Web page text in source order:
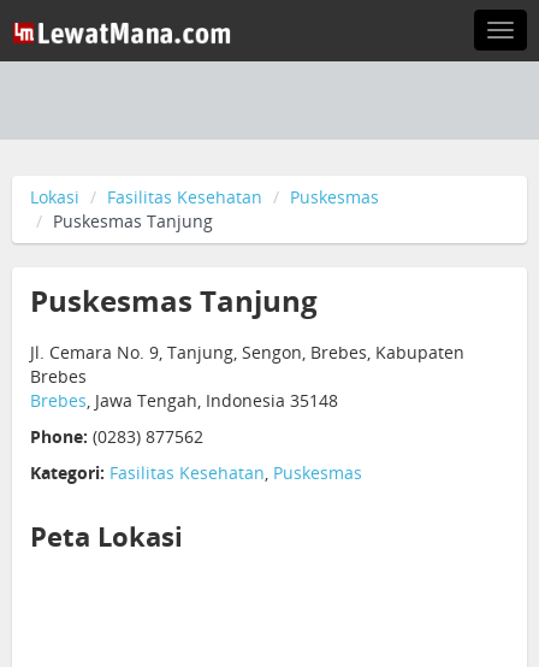
Lokasi Fasilitas Kesehatan
Puskesmas
Puskesmas Tanjung
Puskesmas Tanjung
Jl. Cemara No. 9, Tanjung, Sengon, Brebes, Kabupaten
Brebes
Brebes, Jawa Tengah, Indonesia 35148
Phone: (0283) 877562
Kategori: Fasilitas Kesehatan, Puskesmas
Peta Lokasi